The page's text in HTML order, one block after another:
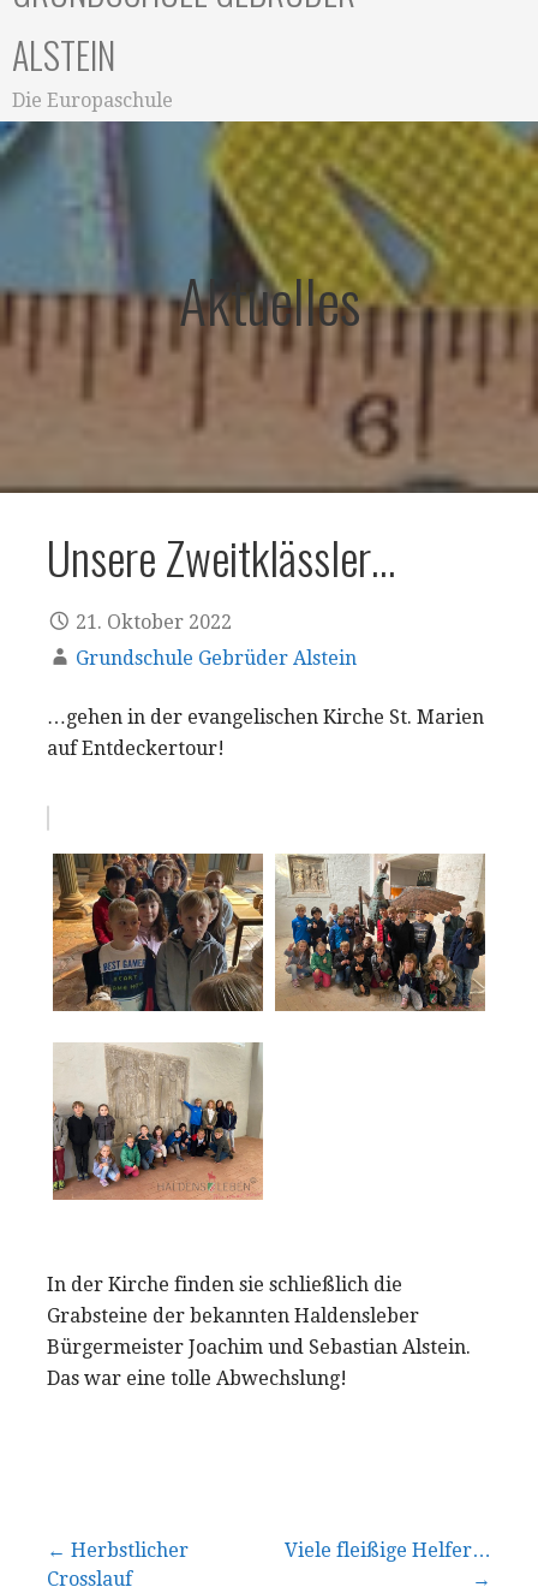
ALSTEIN
Die Europaschule
Aktuelles
Unsere Zweitklässler…
21. Oktober 2022
Grundschule Gebrüder Alstein
…gehen in der evangelischen Kirche St. Marien
auf Entdeckertour!
In der Kirche finden sie schließlich die
Grabsteine der bekannten Haldensleber
Bürgermeister Joachim und Sebastian Alstein.
Das war eine tolle Abwechslung!
Beitragsnavigation
← Herbstlicher
Crosslauf
Viele fleißige Helfer…
→